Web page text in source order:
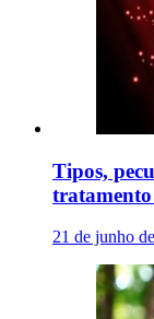
Tipos,
21 de junho